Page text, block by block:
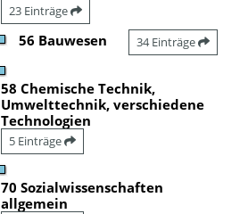
23 Einträge
56 Bauwesen 34 Einträge
58 Chemische Technik,
Umwelttechnik, verschiedene
Technologien
5 Einträge
70 Sozialwissenschaften
allgemein